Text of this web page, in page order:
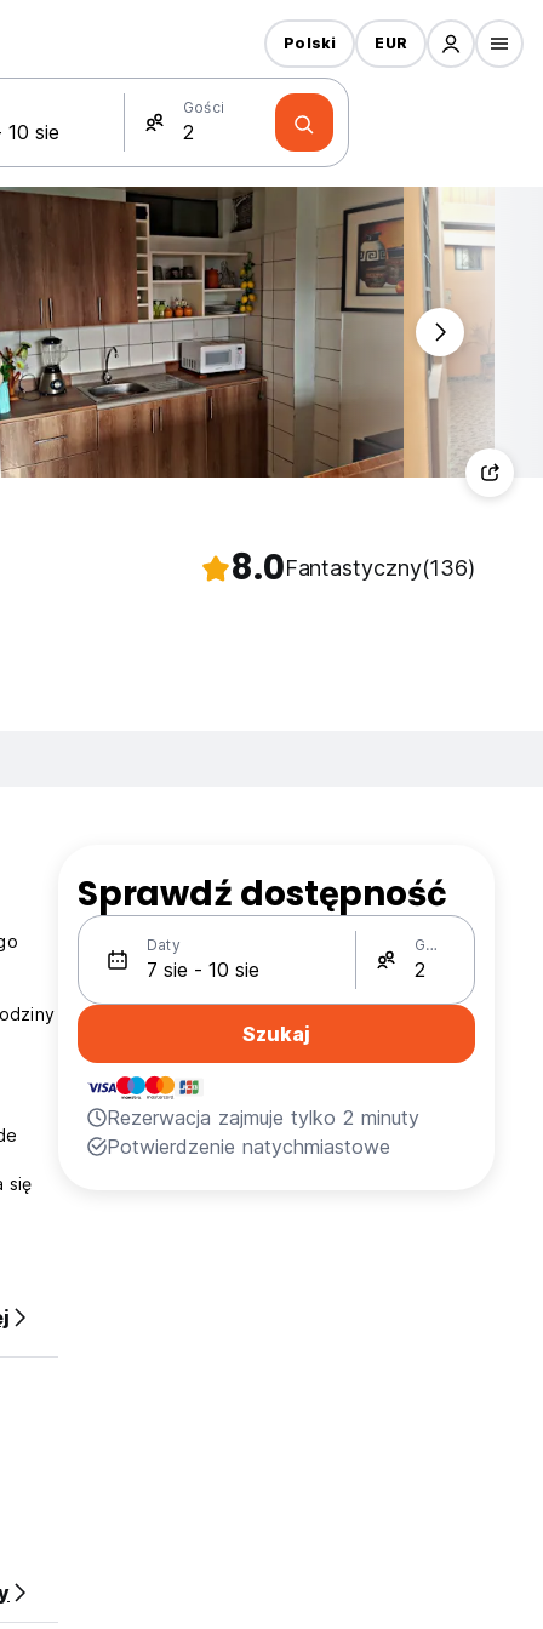
Gości
Polski EUR
8.0Fantastyczny(136)
się
Sprawdź dostępność
Daty Gości
Szukaj
Rezerwacja zajmuje tylko 2 minuty
Potwierdzenie natychmiastowe